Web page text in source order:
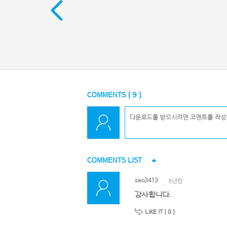
COMMENTS ( 9 )
COMMENTS LIST
seo3413 8년전
감사합니다.
LIKE IT ( 0 )